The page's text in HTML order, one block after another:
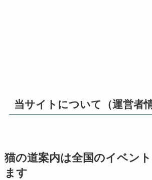
当サイトについて（運営者情
猫の道案内は全国のイベン
ます